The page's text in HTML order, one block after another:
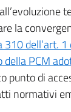
la
310 dell’art.
della PCM
punto di
normativi